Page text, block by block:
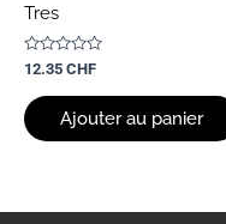
Tres
Note
0
sur
5
12.35 CHF
Ajouter au panier